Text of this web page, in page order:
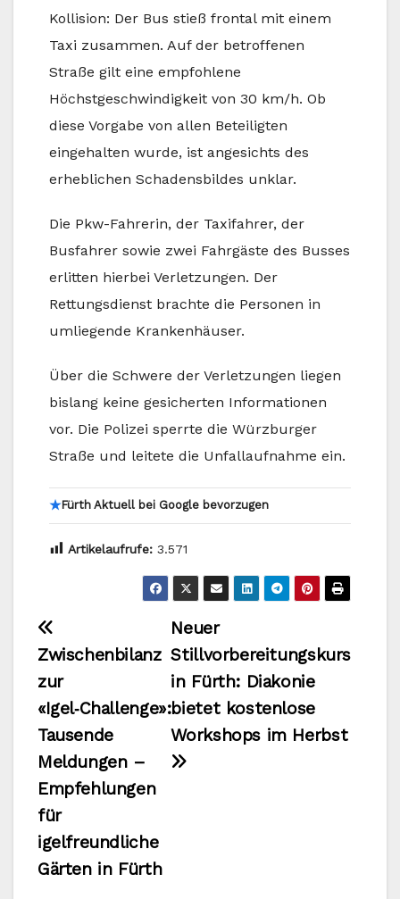
Kollision: Der Bus stieß frontal mit einem
Taxi zusammen. Auf der betroffenen
Straße gilt eine empfohlene
Höchstgeschwindigkeit von 30 km/h. Ob
diese Vorgabe von allen Beteiligten
eingehalten wurde, ist angesichts des
erheblichen Schadensbildes unklar.
Die Pkw-Fahrerin, der Taxifahrer, der
Busfahrer sowie zwei Fahrgäste des Busses
erlitten hierbei Verletzungen. Der
Rettungsdienst brachte die Personen in
umliegende Krankenhäuser.
Über die Schwere der Verletzungen liegen
bislang keine gesicherten Informationen
vor. Die Polizei sperrte die Würzburger
Straße und leitete die Unfallaufnahme ein.
★Fürth Aktuell bei Google bevorzugen
Artikelaufrufe: 3.571
Beitragsnavigation
Neuer
Stillvorbereitungskurs
in Fürth: Diakonie
bietet kostenlose
Workshops im Herbst
Zwischenbilanz
zur
«Igel‑Challenge»:
Tausende
Meldungen –
Empfehlungen
für
igelfreundliche
Gärten in Fürth